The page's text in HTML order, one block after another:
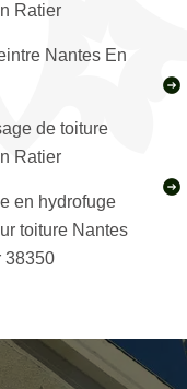
Ratier
Nantes En
de toiture
Ratier
en hydrofuge
toiture Nantes
38350